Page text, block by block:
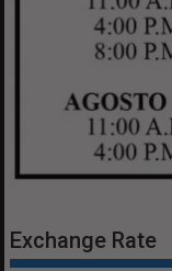
Exchange Rate